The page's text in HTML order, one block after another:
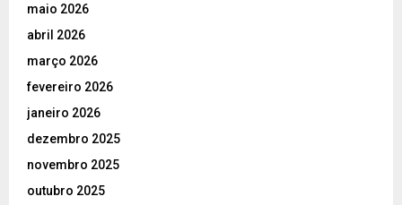
maio 2026
abril 2026
março 2026
fevereiro 2026
janeiro 2026
dezembro 2025
novembro 2025
outubro 2025